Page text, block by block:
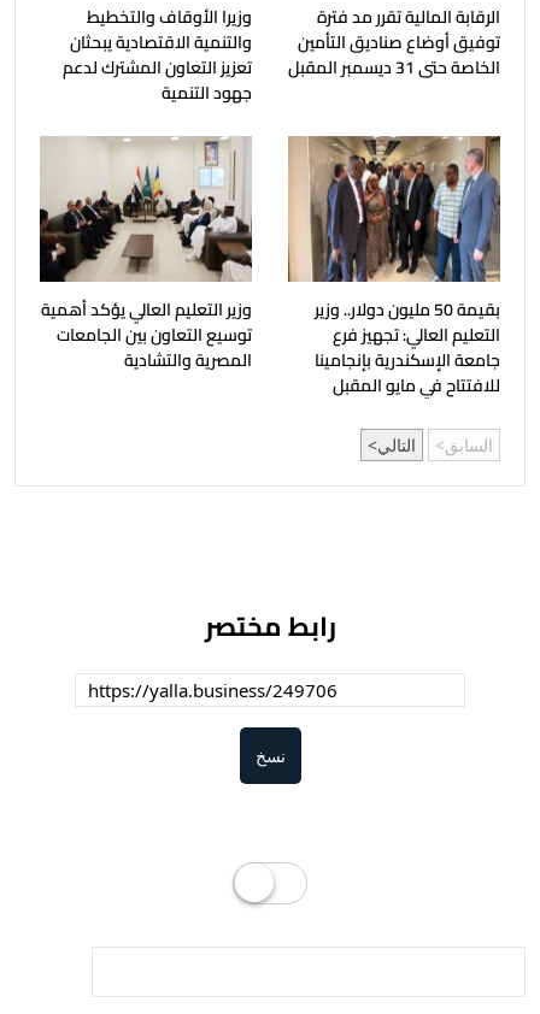
الرقابة المالية تقرر مد فترة
توفيق أوضاع صناديق التأمين
الخاصة حتى 31 ديسمبر المقبل
وزيرا الأوقاف والتخطيط
والتنمية الاقتصادية يبحثان
تعزيز التعاون المشترك لدعم
جهود التنمية
بقيمة 50 مليون دولار.. وزير
التعليم العالي: تجهيز فرع
جامعة الإسكندرية بإنجامينا
للافتتاح في مايو المقبل
وزير التعليم العالي يؤكد أهمية
توسيع التعاون بين الجامعات
المصرية والتشادية
السابق التالي
رابط مختصر
نسخ